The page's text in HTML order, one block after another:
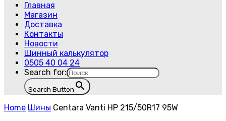
Главная
Магазин
Доставка
Контакты
Новости
Шинный калькулятор
0505 40 04 24
Search for:
Search Button
Home Шины Centara Vanti HP 215/50R17 95W